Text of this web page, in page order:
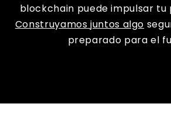
blockchain puede impulsar tu
Construyamos juntos algo
preparado para el